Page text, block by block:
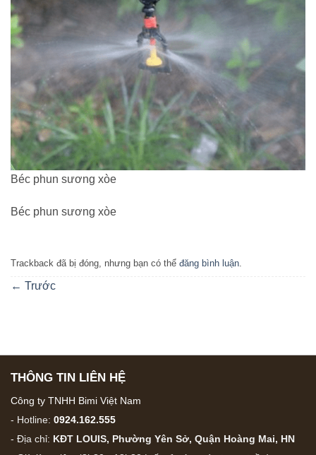
Béc phun sương xòe
Béc phun sương xòe
Trackback đã bị đóng, nhưng bạn có thể đăng bình luận.
← Trước
THÔNG TIN LIÊN HỆ
Công ty TNHH Bimi Việt Nam
- Hotline: 0924.162.555
- Địa chỉ: KĐT LOUIS, Phường Yên Sở, Quận Hoàng Mai, HN